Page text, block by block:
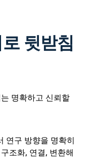
뒷받침
명확하고 신뢰할
연구 방향을 명확히
조화, 연결, 변환해